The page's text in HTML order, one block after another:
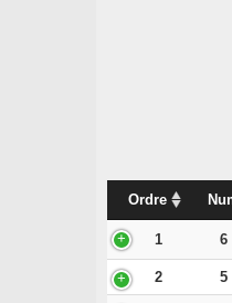
Ordre
1 6
2 5